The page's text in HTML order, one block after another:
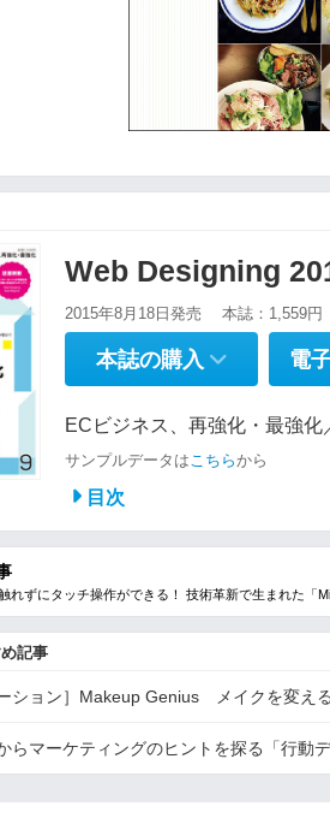
Web Designing
2015年8月18日発売 本誌：1,559円
本誌の購入 電
ECビジネス、再強化・最強化
サンプルデータは こちらから
目次
記事
ション］Makeup Genius メイクを変え
らマーケティングのヒントを探る「行動